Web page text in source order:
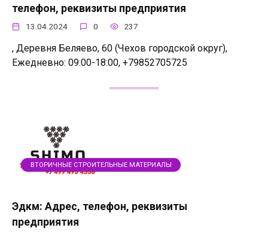
телефон, реквизиты предприятия
13.04.2024 0 237
, Деревня Беляево, 60 (Чехов городской округ),
Ежедневно: 09:00-18:00, +79852705725
ВТОРИЧНЫЕ СТРОИТЕЛЬНЫЕ МАТЕРИАЛЫ
Эдкм: Адрес, телефон, реквизиты
предприятия